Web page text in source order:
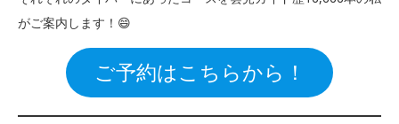
がご案内します！😄
ご予約はこちらから！